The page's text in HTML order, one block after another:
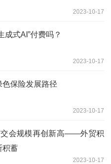
2023-10-17
成式AI”付费吗？
2023-10-17
色保险发展路径
2023-10-17
交会规模再创新高——外贸积
积蓄
2023-10-17